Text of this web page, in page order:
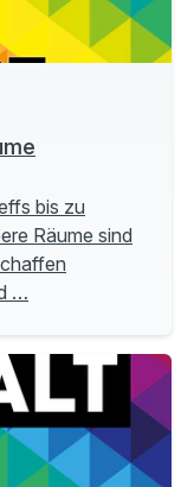
bis zu
Räume sind
…